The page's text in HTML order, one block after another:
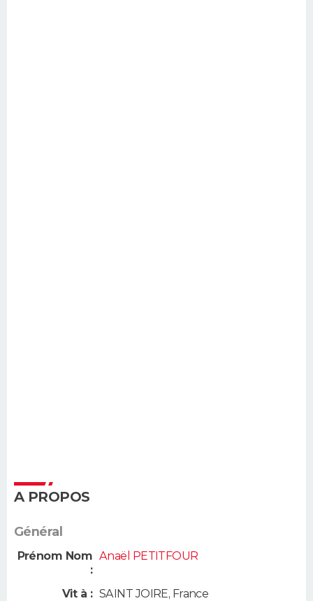
A PROPOS
Général
Prénom Nom
:
Anaël PETITFOUR
Vit à : SAINT JOIRE, France